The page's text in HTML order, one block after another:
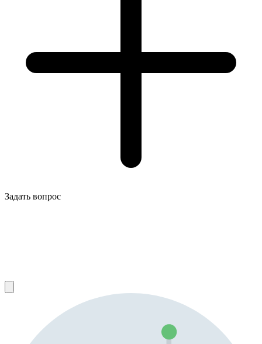
Задать вопрос